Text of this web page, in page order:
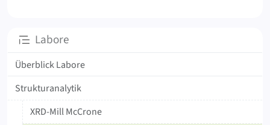
LaboreUnterseiten
Überblick Labore
Strukturanalytik
XRD-Mill McCrone